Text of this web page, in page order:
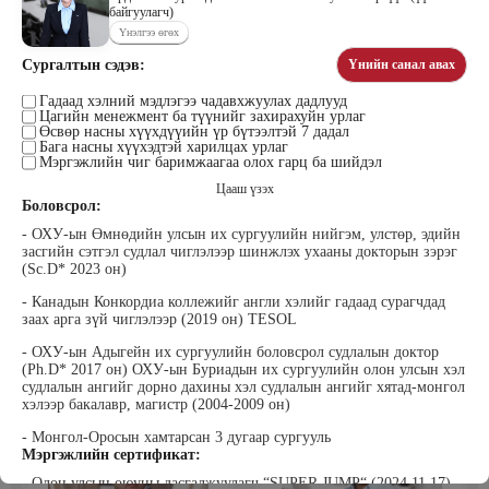
байгуулагч)
Үнэлгээ өгөх
Сургалтын сэдэв: Үнийн санал авах
Гадаад хэлний мэдлэгээ чадавхжуулах дадлууд
Цагийн менежмент ба түүнийг захирахуйн урлаг
Өсвөр насны хүүхдүүийн үр бүтээлтэй 7 дадал
Бага насны хүүхэдтэй харилцах урлаг
Мэргэжлийн чиг баримжаагаа олох гарц ба шийдэл
Цааш үзэх
Боловсрол:
- ОХУ-ын Өмнөдийн улсын их сургуулийн нийгэм, улстөр, эдийн
засгийн сэтгэл судлал чиглэлээр шинжлэх ухааны докторын зэрэг
(Sc.D* 2023 он)
- Канадын Конкордиа коллежийг англи хэлийг гадаад сурагчдад
заах арга зүй чиглэлээр (2019 он) TESOL
- ОХУ-ын Адыгейн их сургуулийн боловсрол судлалын доктор
(Ph.D* 2017 он) ОХУ-ын Буриадын их сургуулийн олон улсын хэл
судлалын ангийг дорно дахины хэл судлалын ангийг хятад-монгол
хэлээр бакалавр, магистр (2004-2009 он)
- Монгол-Оросын хамтарсан 3 дугаар сургууль
Мэргэжлийн сертификат:
- Олон улсын оюуны дасгалжуулагч “SUPER JUMP“ (2024.11.17)
Наран анд консалтинг” ХХК-ийн
Захирал
Бээжин Солонгоо
Франклинкови Монгол ХХК
гүйцэтгэх захирал, Манлайллын
трэйнер, олон улсын сургагч багш,
Уранбор Сэмбэрүү
Прус Центр ХХК-ийн Хяналт
шинжилгээ үнэлгээний дарга
ISO4500; ISO9001 нэгдсэн
тогтолцооны хэрэгжүүлэгч
Энхбаатар Ичинхорлоо
үүсгэн байгуулагч, Зүрх сэтгэлийн
карьер сургалтын төвийн нийгмийн
ажилтан, сургагч багш